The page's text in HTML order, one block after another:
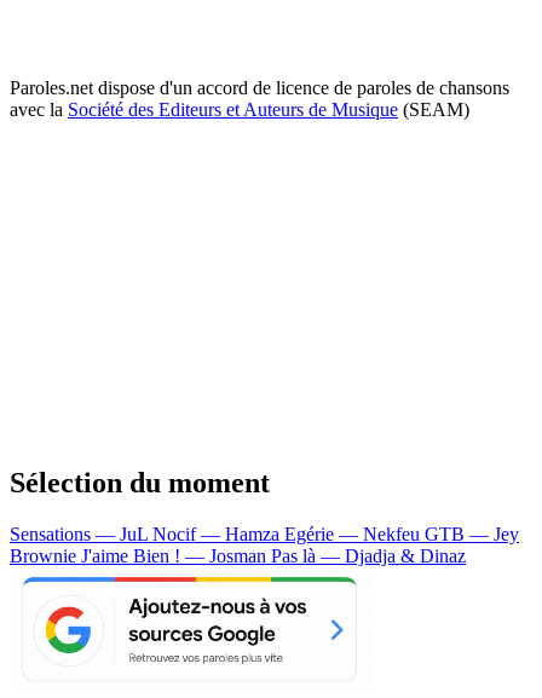
Paroles.net dispose d'un accord de licence de paroles de chansons
avec la Société des Editeurs et Auteurs de Musique (SEAM)
Sélection du moment
Sensations — JuL Nocif — Hamza Egérie — Nekfeu GTB — Jey
Brownie J'aime Bien ! — Josman Pas là — Djadja & Dinaz